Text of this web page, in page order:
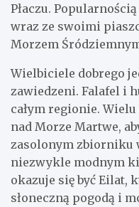
Płaczu.
wraz ze swoimi
Morzem
Wielbiciele dobrego
zawiedzeni. Falafel i
całym regionie.
nad Morze Martwe,
zasolonym zbiorniku
niezwykle modnym
okazuje się być Eilat,
słoneczną pogodą i